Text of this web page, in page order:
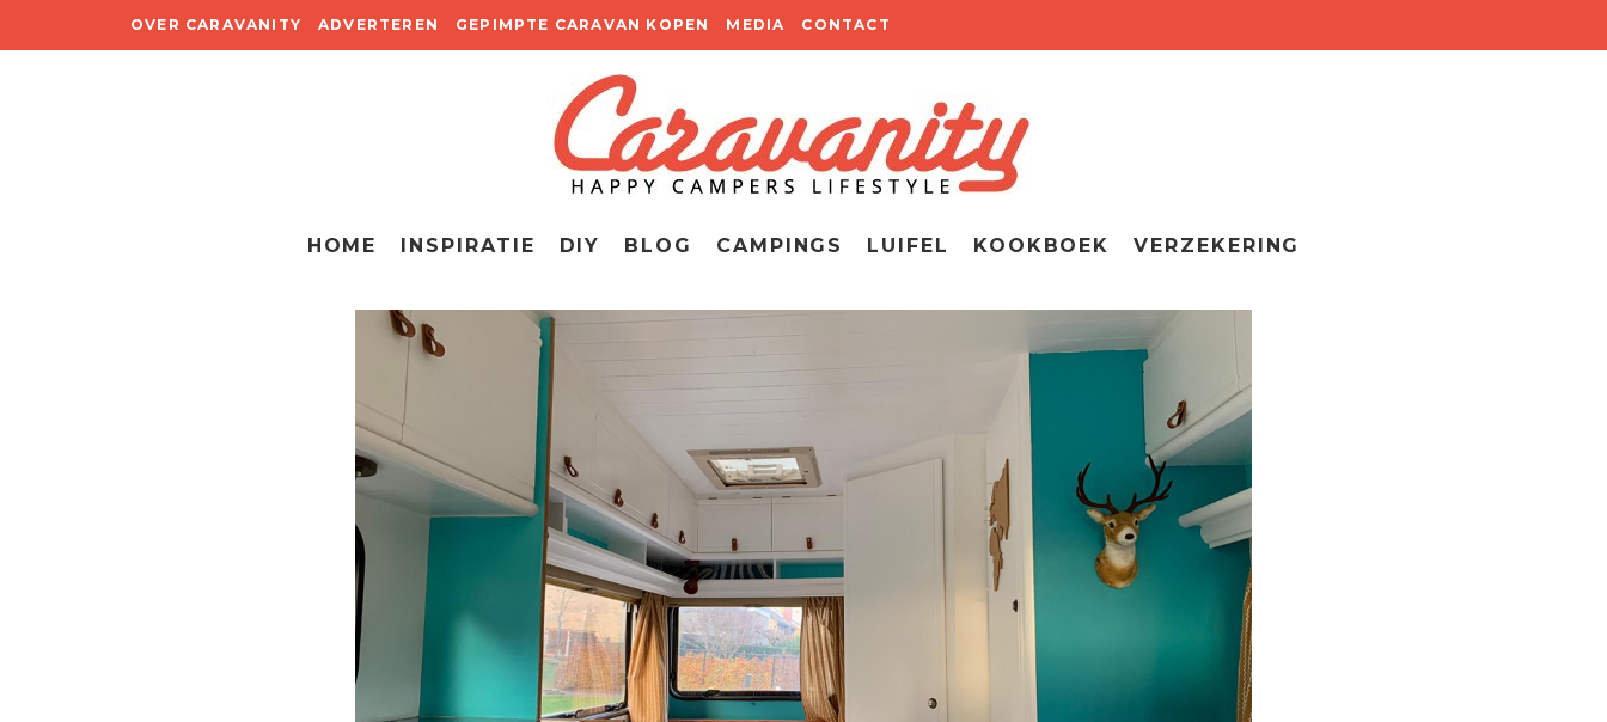
OVER CARAVANITY ADVERTEREN GEPIMPTE CARAVAN KOPEN MEDIA CONTACT
HOME INSPIRATIE DIY BLOG CAMPINGS LUIFEL KOOKBOEK VERZEKERING